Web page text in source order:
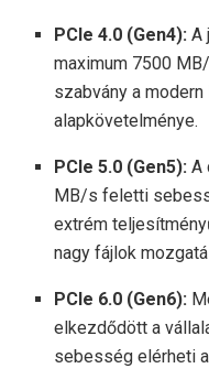
PCIe 4.0 (Gen4): A
maximum 7500
szabvány a
alapkövetelménye.
PCIe 5.0 (Gen5): A
MB/s feletti
extrém
nagy fájlok
PCIe 6.0 (Gen6):
elkezdődött a
sebesség elérheti